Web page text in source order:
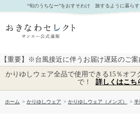
【送料無料】サマータイム柄かりゆしウェアFEM05013S｜
“旬のうちなー”をおすそわけ 旅するように暮ら
【重要】※台風接近に伴うお届け遅延のご
かりゆしウェア全品で使用できる15％オフ
で！
詳しくはこち
ホーム > かりゆしウェア > かりゆしウェア（メンズ） > 半